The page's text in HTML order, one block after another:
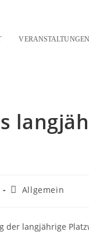
VERANSTALTUNGEN
Beitrags-
Allgemein
der langjährige